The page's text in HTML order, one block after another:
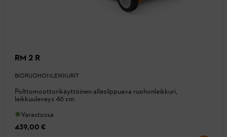
RM 2 R
BIORUOHONLEIKKURIT
Polttomoottorikäyttöinen allesilppuava ruohonleikkuri,
leikkuuleveys 46 cm
Varastossa
439,00 €